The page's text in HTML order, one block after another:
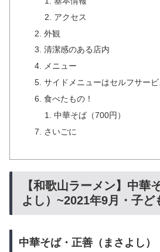
アクセス
外観
清潔感のある店内
メニュー
サイドメニューはセルフサービ
食べたもの！
中華そば（700円）
さいごに
【和歌山ラーメン】中華
よし）~2021年9月・子ど
中華そば・正善（まさよし）